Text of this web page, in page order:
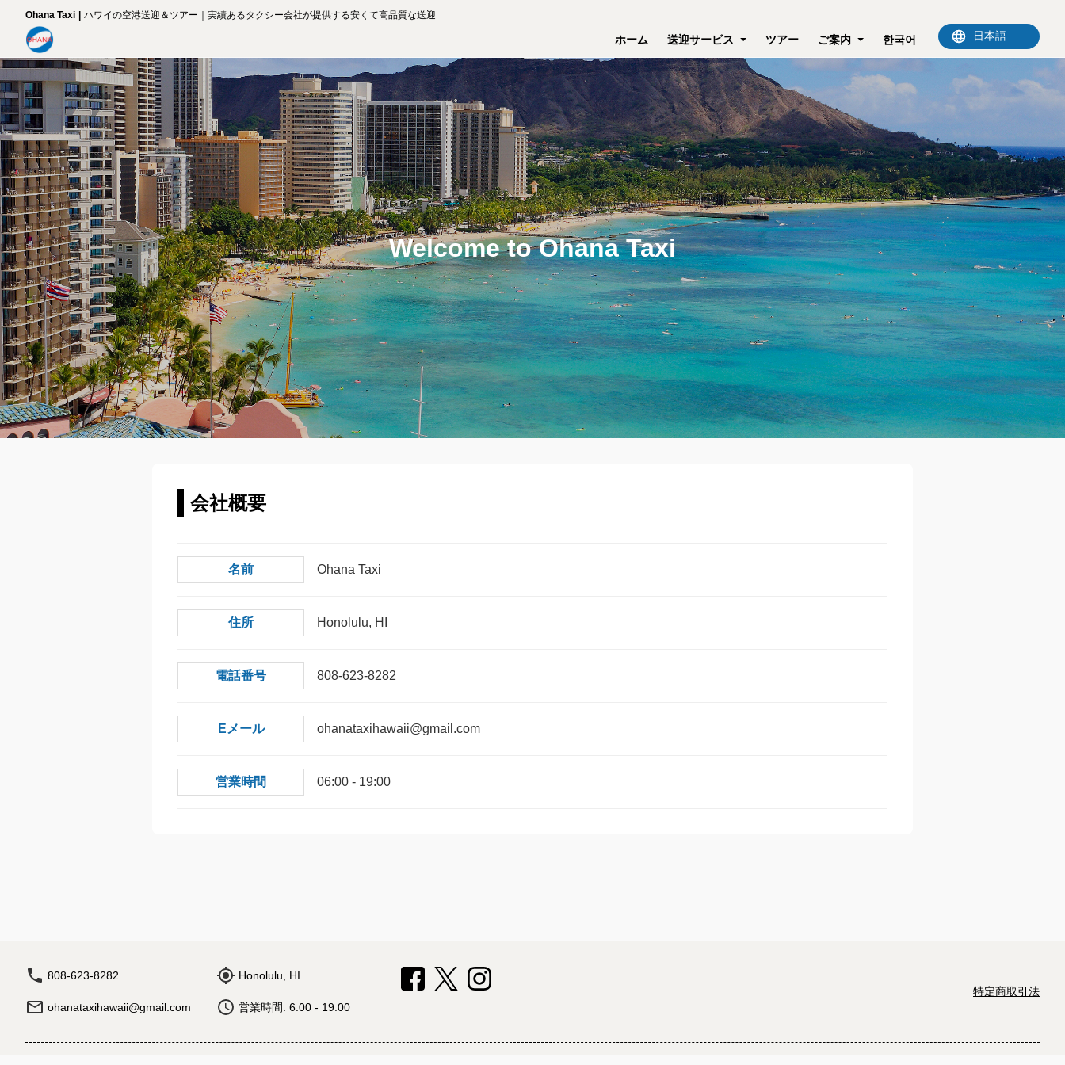
Ohana Taxi ハワイの空港送迎＆ツアー｜実績あるタクシー会社が提供する安くて高品質な送迎
ホーム 送迎サービス ツアー ご案内 한국어
Welcome to Ohana Taxi
会社概要
名前 Ohana Taxi
住所 Honolulu, HI
電話番号 808-623-8282
Eメール ohanataxihawaii@gmail.com
営業時間 06:00 - 19:00
808-623-8282
ohanataxihawaii@gmail.com
Honolulu, HI
営業時間: 6:00 - 19:00
特定商取引法